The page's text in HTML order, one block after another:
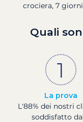
crociera, 7
Quali
La prova
L'88% dei nostri
soddisfatto